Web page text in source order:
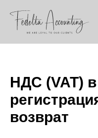
НДС (VAT)
возврат